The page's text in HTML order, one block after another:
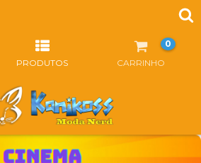
PRODUTOS CARRINHO
0